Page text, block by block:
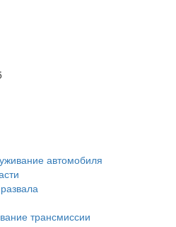
автомобиля
трансмиссии